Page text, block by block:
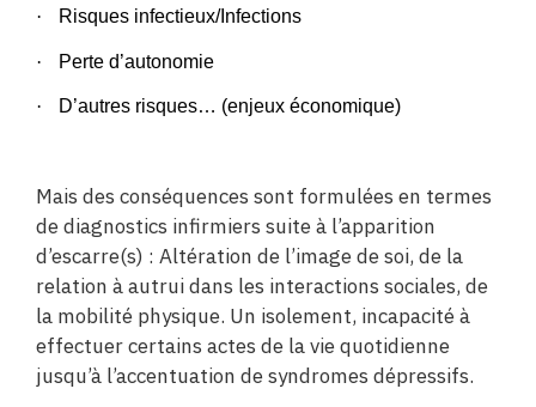
· Risques infectieux/Infections
· Perte d’autonomie
· D’autres risques… (enjeux économique)
Mais des conséquences sont formulées en termes
de diagnostics infirmiers suite à l’apparition
d’escarre(s) : Altération de l’image de soi, de la
relation à autrui dans les interactions sociales, de
la mobilité physique. Un isolement, incapacité à
effectuer certains actes de la vie quotidienne
jusqu’à l’accentuation de syndromes dépressifs.